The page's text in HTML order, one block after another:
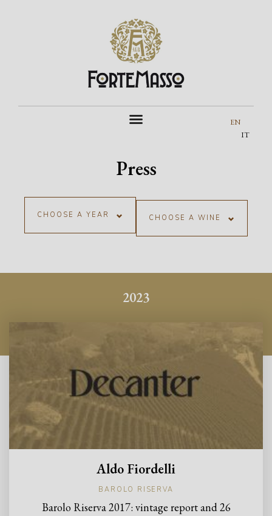
EN
IT
Press
CHOOSE A YEAR CHOOSE A WINE
Awards
2023
Aldo Fiordelli
BAROLO RISERVA
Barolo Riserva 2017: vintage report and 26